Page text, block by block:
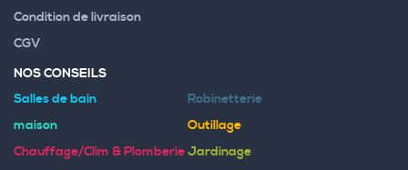
Condition de livraison
CGV
NOS CONSEILS
Salles de bain
Robinetterie
maison
Outillage
Chauffage/Clim & PlomberieJardinage